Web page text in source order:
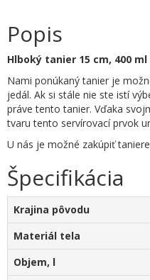
Popis
Hlboký tanier 15 cm, 400 ml
Nami ponúkaný tanier je
jedál. Ak si stále nie ste istí
práve tento tanier. Vďaka
tvaru tento servírovací prvok
U nás je možné zakúpiť
Špecifikácia
Krajina pôvodu
Materiál tela
Objem, l